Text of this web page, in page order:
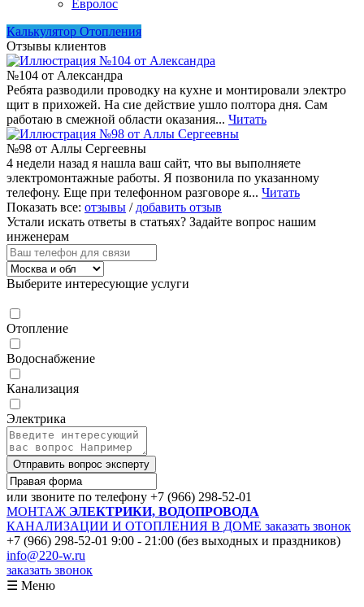
Евролос
Калькулятор Отопления
Отзывы клиентов
№104 от Александра
Ребята разводили проводку на кухне и монтировали электро
щит в прихожей. На сие действие ушло полтора дня. Сам
работаю в смежной области оказания... Читать
№98 от Аллы Сергеевны
4 недели назад я нашла ваш сайт, что вы выполняете
электромонтажные работы. Я позвонила по указанному
телефону. Еще при телефонном разговоре я... Читать
Показать все: отзывы / добавить отзыв
Устали искать ответы в статьях? Задайте вопрос нашим
инженерам
Выберите интересующие услуги
Отопление
Водоснабжение
Канализация
Электрика
Отправить вопрос эксперту
или звоните по телефону +7 (966) 298-52-01
МОНТАЖ ЭЛЕКТРИКИ, ВОДОПРОВОДА
КАНАЛИЗАЦИИ И ОТОПЛЕНИЯ В ДОМЕ заказать звонок
+7 (966) 298-52-01 9:00 - 21:00 (без выходных и праздников)
info@220-w.ru
заказать звонок
☰ Меню